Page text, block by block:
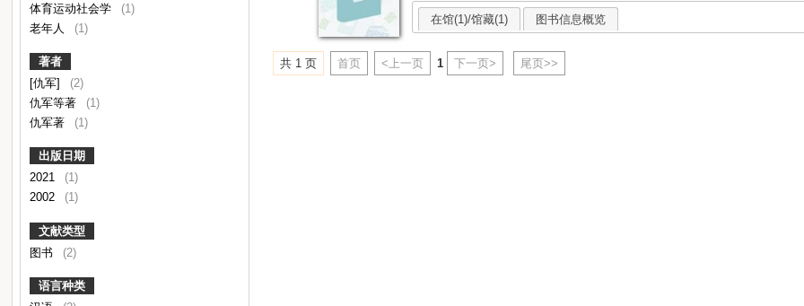
体育运动社会学
(1)
老年人
(1)
著者
[仇军]
(2)
仇军等著
(1)
仇军著
(1)
出版日期
2021
(1)
2002
(1)
文献类型
图书
(2)
语言种类
在馆(1)/馆藏(1) 图书信息概览
共 1 页 首页 <上一页 1 下一页> 尾页>>